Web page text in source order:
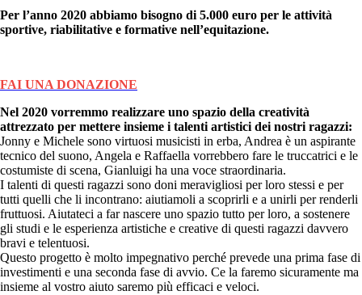
Per l’anno 2020 abbiamo bisogno di 5.000 euro per le attività
sportive, riabilitative e formative nell’equitazione.
FAI UNA DONAZIONE
Nel 2020 vorremmo realizzare uno spazio della creatività
attrezzato per mettere insieme i talenti artistici dei nostri ragazzi:
Jonny e Michele sono virtuosi musicisti in erba, Andrea è un aspirante
tecnico del suono, Angela e Raffaella vorrebbero fare le truccatrici e le
costumiste di scena, Gianluigi ha una voce straordinaria.
I talenti di questi ragazzi sono doni meravigliosi per loro stessi e per
tutti quelli che li incontrano: aiutiamoli a scoprirli e a unirli per renderli
fruttuosi. Aiutateci a far nascere uno spazio tutto per loro, a sostenere
gli studi e le esperienza artistiche e creative di questi ragazzi davvero
bravi e telentuosi.
Questo progetto è molto impegnativo perché prevede una prima fase di
investimenti e una seconda fase di avvio. Ce la faremo sicuramente ma
insieme al vostro aiuto saremo più efficaci e veloci.